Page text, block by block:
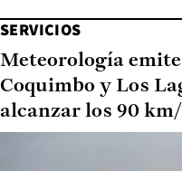
SERVICIOS
Meteorología
Coquimbo y Los
alcanzar los 90